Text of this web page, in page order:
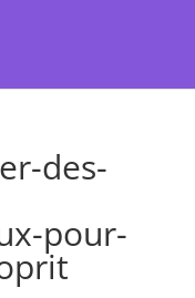
des-
pour-